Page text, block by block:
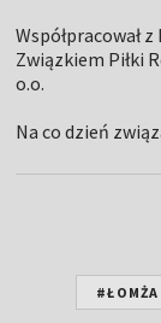
Współpracował
Związkiem Piłki
o.o.
Na co dzień